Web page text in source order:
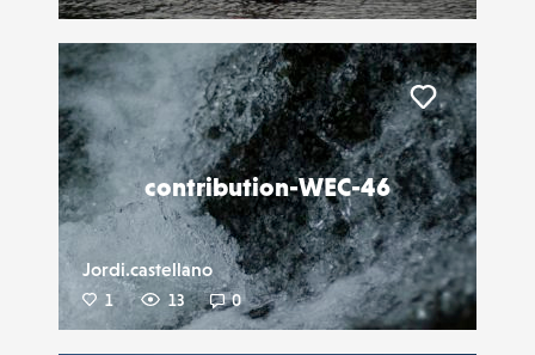
contribution-WEC-46
Jordi.castellano
1 13 0
Liker